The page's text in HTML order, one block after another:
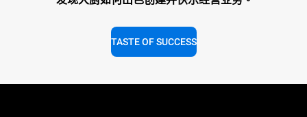
TASTE OF SUCCESS